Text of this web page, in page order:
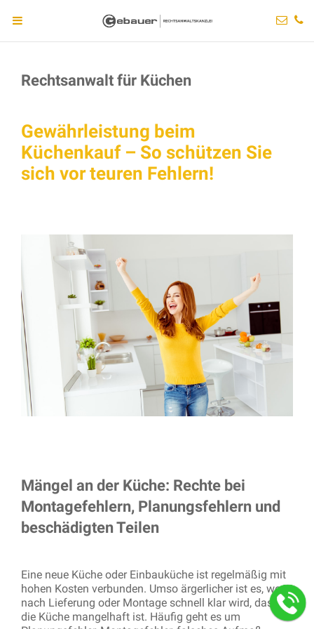
Rechtsanwalt für Küchen
Gewährleistung beim
Küchenkauf – So schützen Sie
sich vor teuren Fehlern!
Mängel an der Küche: Rechte bei
Montagefehlern, Planungsfehlern und
beschädigten Teilen
Eine neue Küche oder Einbauküche ist regelmäßig mit
hohen Kosten verbunden. Umso ärgerlicher ist es, wenn
nach Lieferung oder Montage schnell klar wird, dass
die Küche mangelhaft ist. Häufig geht es um